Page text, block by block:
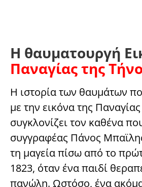
Η θαυματουργή
Παναγίας της
Η ιστορία των θαυμάτων
με την εικόνα της
συγκλονίζει τον καθένα
συγγραφέας Πάνος
τη μαγεία πίσω από το
1823, όταν ένα παιδί
πανώλη. Ωστόσο, ένα